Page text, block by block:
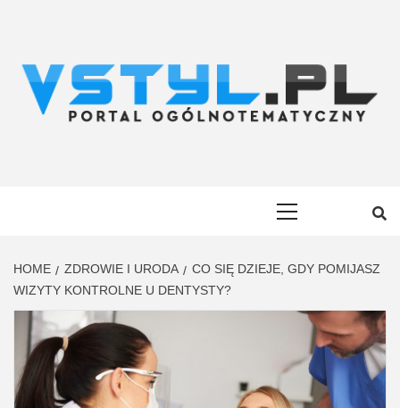
HOME ZDROWIE I URODA
CO SIĘ DZIEJE, GDY POMIJASZ
WIZYTY KONTROLNE U DENTYSTY?